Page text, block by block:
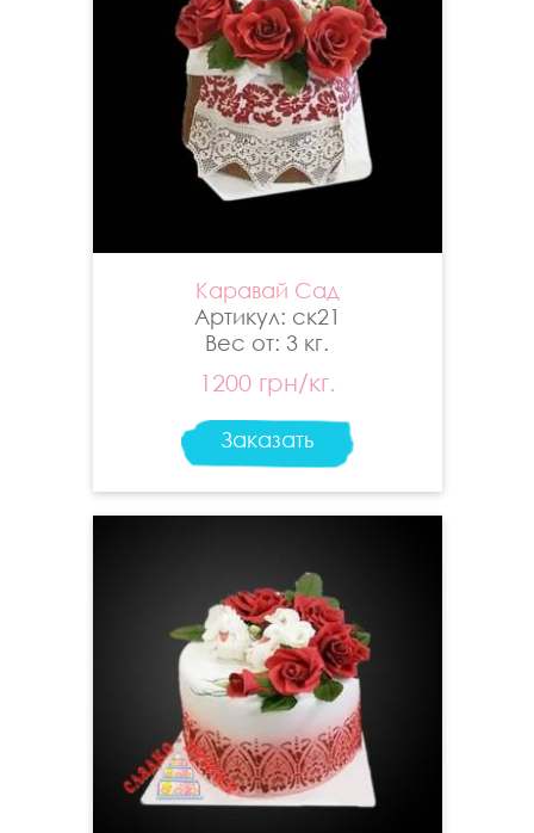
Каравай Сад
Артикул: ск21
Вес от: 3 кг.
1200 грн/кг.
Заказать